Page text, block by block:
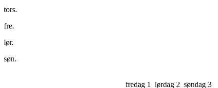
tors.
fre.
lør.
søn.
fredag 1
lørdag 2 søndag 3